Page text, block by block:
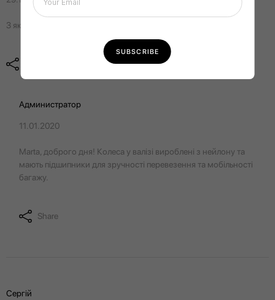
З якого матеріалу зроблені колеса у валізах?
Администратор
11.01.2020
Marta, доброго дня! Колеса у валізі вироблені з нейлону та
мають підшипники для зручності перевезення та мобільності
багажу.
Share
Сергій